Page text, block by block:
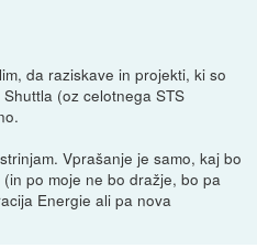
da raziskave in projekti, ki so
(oz celotnega STS
Vprašanje je samo, kaj bo
po moje ne bo dražje, bo pa
Energie ali pa nova